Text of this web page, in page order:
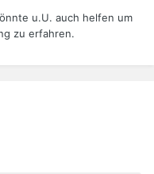
u.U. auch helfen um
zu erfahren.